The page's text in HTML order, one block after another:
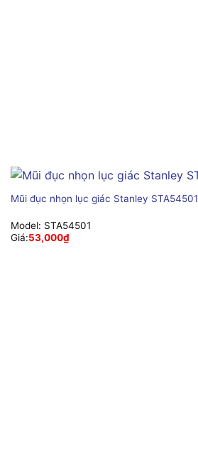
Mũi đục nhọn lục giác Stanley STA54501
Model: STA54501
Giá:53,000₫